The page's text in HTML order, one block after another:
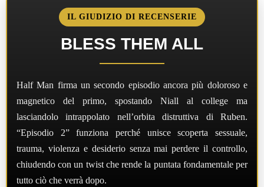
IL GIUDIZIO DI RECENSERIE
BLESS THEM ALL
Half Man firma un secondo episodio ancora più doloroso e
magnetico del primo, spostando Niall al college ma
lasciandolo intrappolato nell’orbita distruttiva di Ruben.
“Episodio 2” funziona perché unisce scoperta sessuale,
trauma, violenza e desiderio senza mai perdere il controllo,
chiudendo con un twist che rende la puntata fondamentale per
tutto ciò che verrà dopo.